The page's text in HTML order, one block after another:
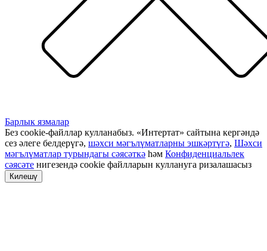
Барлык язмалар
Без cookie-файллар кулланабыз. «Интертат» сайтына кергәндә
сез әлеге белдерүгә, шәхси мәгълүматларны эшкәртүгә, Шәхси
мәгълүматлар турындагы сәясәткә һәм Конфиденциальлек
сәясәте нигезендә cookie файлларын куллануга ризалашасыз
Килешү